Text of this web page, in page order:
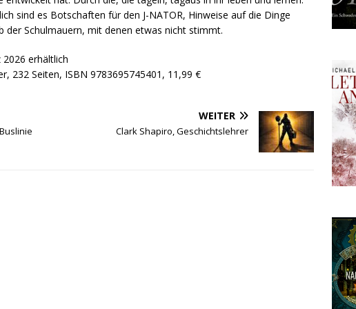
sind es Botschaften für den J-NATOR, Hinweise auf die Dinge
der Schulmauern, mit denen etwas nicht stimmt.
2026 erhältlich
232 Seiten, ISBN 9783695745401, 11,99 €
WEITER
Clark Shapiro, Geschichtslehrer